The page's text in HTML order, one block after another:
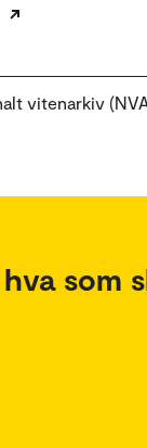
vitenarkiv
som